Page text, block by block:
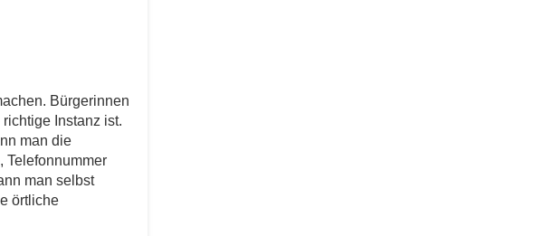
Bürgerinnen
Instanz ist.
man die
Telefonnummer
man selbst
örtliche